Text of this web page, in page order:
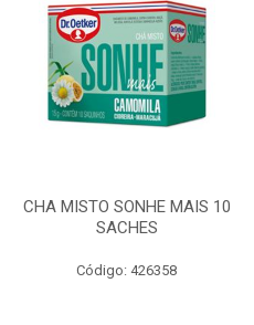
CHA MISTO SONHE MAIS 10
SACHES
Código: 426358